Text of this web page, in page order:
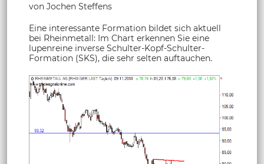
von Jochen Steffens
Eine interessante Formation bildet sich aktuell
bei Rheinmetall: Im Chart erkennen Sie eine
lupenreine inverse Schulter-Kopf-Schulter-
Formation (SKS), die sehr selten auftauchen.